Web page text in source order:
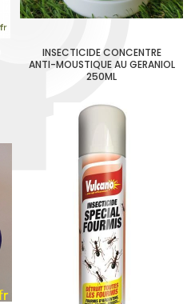
INSECTICIDE CONCENTRE
ANTI-MOUSTIQUE AU GERANIOL
250ML